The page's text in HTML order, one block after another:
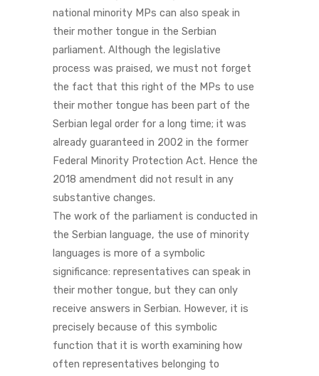
national minority MPs can also speak in
their mother tongue in the Serbian
parliament. Although the legislative
process was praised, we must not forget
the fact that this right of the MPs to use
their mother tongue has been part of the
Serbian legal order for a long time; it was
already guaranteed in 2002 in the former
Federal Minority Protection Act. Hence the
2018 amendment did not result in any
substantive changes.
The work of the parliament is conducted in
the Serbian language, the use of minority
languages is more of a symbolic
significance: representatives can speak in
their mother tongue, but they can only
receive answers in Serbian. However, it is
precisely because of this symbolic
function that it is worth examining how
often representatives belonging to